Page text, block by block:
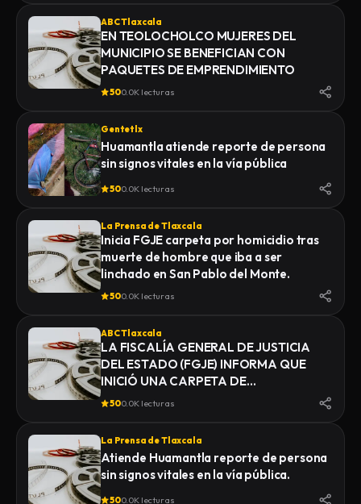
ABC Tlaxcala
EN TEOLOCHOLCO MUJERES DEL
MUNICIPIO SE BENEFICIAN CON
PAQUETES DE EMPRENDIMIENTO
500.0K lecturas
Gentetlx
Huamantla atiende reporte de persona
sin signos vitales en la vía pública
500.0K lecturas
La Prensa de Tlaxcala
Inicia FGJE carpeta por homicidio tras
muerte de hombre que iba a ser
linchado en San Pablo del Monte.
500.0K lecturas
ABC Tlaxcala
LA FISCALÍA GENERAL DE JUSTICIA
DEL ESTADO (FGJE) INFORMA QUE
INICIÓ UNA CARPETA DE
INVESTIGACIÓN POR EL DELITO DE
MIENTRAS ERA TRASLADADO POR
ELEMENTOS DE LA POLICÍA MUNICIPAL
DE SAN PABLO DEL MONTE AL
INSTITUTO DE CIENCIAS FORENSES
500.0K lecturas
La Prensa de Tlaxcala
Atiende Huamantla reporte de persona
sin signos vitales en la vía pública.
500.0K lecturas